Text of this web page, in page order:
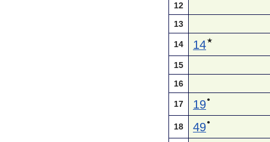
12
13
14 14★
15
16
17 19●
18 49●